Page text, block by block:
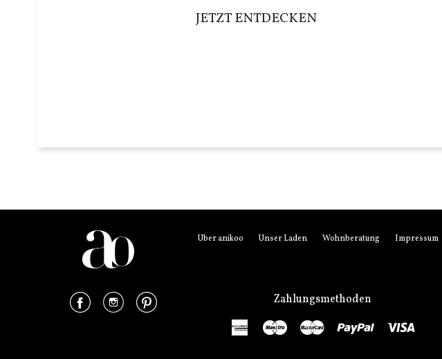
JETZT ENTDECKEN
FacebookInstagramPinterest
Über anikoo Unser Laden Wohnberatung Impressum
Zahlungsmethoden
American
Express
MaestroMaster Paypal